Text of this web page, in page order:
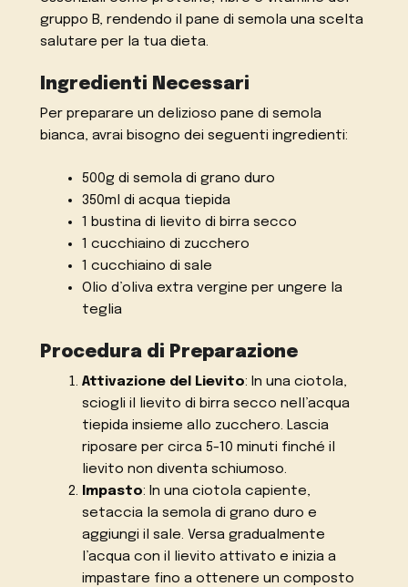
gruppo B, rendendo il pane di semola una scelta
salutare per la tua dieta.
Ingredienti Necessari
Per preparare un delizioso pane di semola
bianca, avrai bisogno dei seguenti ingredienti:
500g di semola di grano duro
350ml di acqua tiepida
1 bustina di lievito di birra secco
1 cucchiaino di zucchero
1 cucchiaino di sale
Olio d’oliva extra vergine per ungere la
teglia
Procedura di Preparazione
Attivazione del Lievito: In una ciotola,
sciogli il lievito di birra secco nell’acqua
tiepida insieme allo zucchero. Lascia
riposare per circa 5-10 minuti finché il
lievito non diventa schiumoso.
Impasto: In una ciotola capiente,
setaccia la semola di grano duro e
aggiungi il sale. Versa gradualmente
l’acqua con il lievito attivato e inizia a
impastare fino a ottenere un composto